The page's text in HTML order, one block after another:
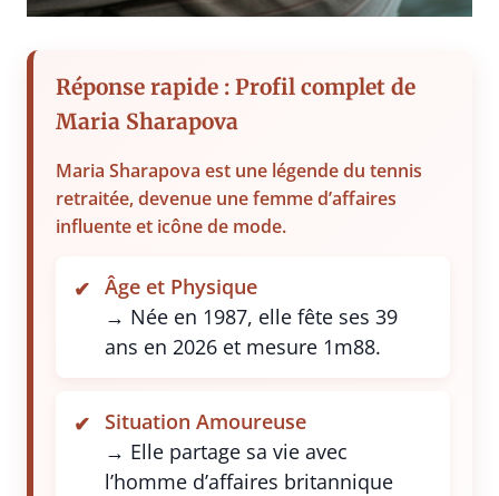
Réponse rapide : Profil complet de
Maria Sharapova
Maria Sharapova est une légende du tennis
retraitée, devenue une femme d’affaires
influente et icône de mode.
Âge et Physique
→ Née en 1987, elle fête ses 39
ans en 2026 et mesure 1m88.
Situation Amoureuse
→ Elle partage sa vie avec
l’homme d’affaires britannique